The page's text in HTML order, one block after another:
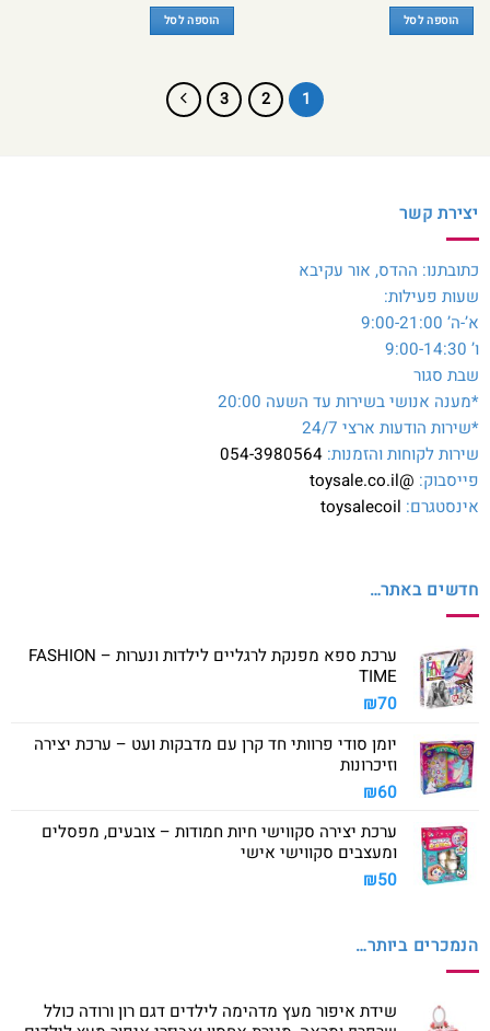
הוספה לסל הוספה לסל
1
2
3
יצירת קשר
כתובתנו: ההדס, אור עקיבא
שעות פעילות:
א’-ה’ 9:00-21:00
ו’ 9:00-14:30
שבת סגור
*מענה אנושי בשירות עד השעה 20:00
*שירות הודעות ארצי 24/7
שירות לקוחות והזמנות: 054-3980564
פייסבוק: @toysale.co.il
אינסטגרם: toysalecoil
חדשים באתר…
ערכת ספא מפנקת לרגליים לילדות ונערות – FASHION
TIME
₪70
יומן סודי פרוותי חד קרן עם מדבקות ועט – ערכת יצירה
וזיכרונות
₪60
ערכת יצירה סקווישי חיות חמודות – צובעים, מפסלים
ומעצבים סקווישי אישי
₪50
הנמכרים ביותר…
שידת איפור מעץ מדהימה לילדים דגם רון ורודה כולל